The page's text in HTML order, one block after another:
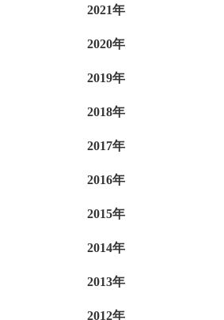
2021年
2020年
2019年
2018年
2017年
2016年
2015年
2014年
2013年
2012年